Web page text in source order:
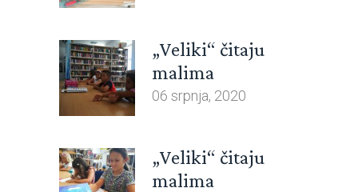
„Veliki“ čitaju
malima
06 srpnja, 2020
„Veliki“ čitaju
malima